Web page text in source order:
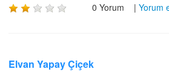
0 Yorum | Yorum
Elvan Yapay Çiçek